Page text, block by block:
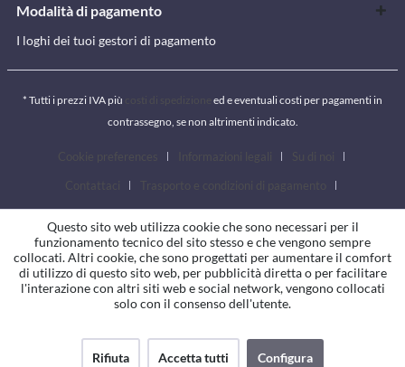
Modalità di pagamento
I loghi dei tuoi gestori di pagamento
* Tutti i prezzi IVA più
ed e eventuali costi per pagamenti in
contrassegno, se non altrimenti indicato.
Condizioni generali
Diritto di revoca Privacy
Questo sito web utilizza cookie che sono necessari per il
funzionamento tecnico del sito stesso e che vengono sempre
collocati. Altri cookie, che sono progettati per aumentare il comfort
di utilizzo di questo sito web, per pubblicità diretta o per facilitare
l'interazione con altri siti web e social network, vengono collocati
solo con il consenso dell'utente.
Rifiuta Accetta tutti Configura